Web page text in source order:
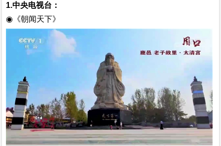
1.中央电视台：
◉《朝闻天下》